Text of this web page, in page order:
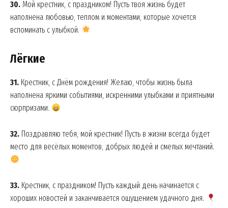
Company
About
30. Мой крестник, с праздником! Пусть твоя жизнь будет
наполнена любовью, теплом и моментами, которые хочется
вспоминать с улыбкой.
Лёгкие
31. Крестник, с Днём рождения! Желаю, чтобы жизнь была
наполнена яркими событиями, искренними улыбками и приятными
сюрпризами.
32. Поздравляю тебя, мой крестник! Пусть в жизни всегда будет
место для весёлых моментов, добрых людей и смелых мечтаний.
33. Крестник, с праздником! Пусть каждый день начинается с
хороших новостей и заканчивается ощущением удачного дня.